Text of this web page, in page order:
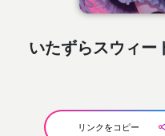
いたずらスウィ
リンクをコピー